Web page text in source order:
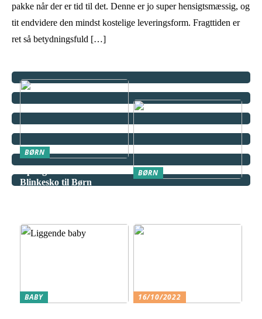
pakke når der er tid til det. Denne er jo super hensigtsmæssig, og
tit endvidere den mindst kostelige leveringsform. Fragttiden er
ret så betydningsfuld […]
BØRN
Blinkesko til Børn
BØRN
BABY
16/10/2022